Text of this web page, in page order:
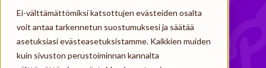
Ei-välttämättömiksi katsottujen evästeiden osalta
voit antaa tarkennetun suostumuksesi ja säätää
asetuksiasi evästeasetuksistamme. Kaikkien muiden
kuin sivuston perustoiminnan kannalta
Om oss
Logga in
veckan.
Upplev mer med Epassi! De bästa erbjudandena på